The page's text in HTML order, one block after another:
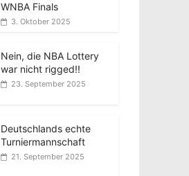
WNBA Finals
3. Oktober 2025
Nein, die NBA Lottery
war nicht rigged!!
23. September 2025
Deutschlands echte
Turniermannschaft
21. September 2025